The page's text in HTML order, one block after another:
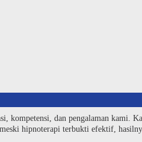
kompetensi, dan pengalaman kami.
hipnoterapi terbukti efektif,